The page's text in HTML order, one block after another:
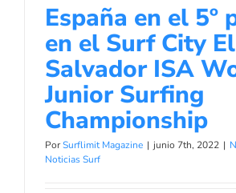
España en el 5º
en el Surf City El
Salvador ISA
Junior Surfing
Championship
PorSurflimit Magazine | junio 7th, 2022 |
Noticias Surf